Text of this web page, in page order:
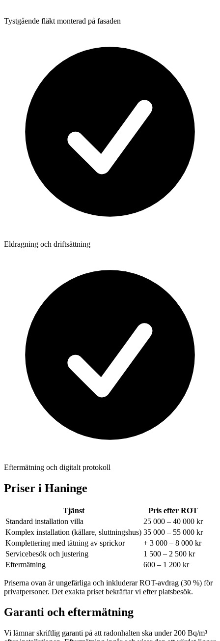
Tystgående fläkt monterad på fasaden
Eldragning och driftsättning
Eftermätning och digitalt protokoll
Priser i Haninge
Tjänst
Pris efter ROT
Standard installation villa
25 000 – 40 000 kr
Komplex installation (källare, sluttningshus) 35 000 – 55 000 kr
Komplettering med tätning av sprickor
+ 3 000 – 8 000 kr
Servicebesök och justering
1 500 – 2 500 kr
Eftermätning
600 – 1 200 kr
Priserna ovan är ungefärliga och inkluderar ROT-avdrag (30 %) för
privatpersoner. Det exakta priset bekräftar vi efter platsbesök.
Garanti och eftermätning
Vi lämnar skriftlig garanti på att radonhalten ska under 200 Bq/m³